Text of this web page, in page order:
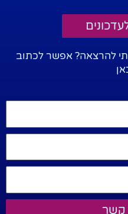
להרצאה? אפשר לכתוב
קשר